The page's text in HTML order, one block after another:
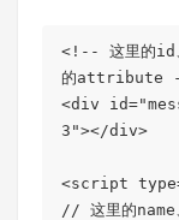
<!-- 这里的id
的attribute
<div
3"></div>
<script
// 这里的